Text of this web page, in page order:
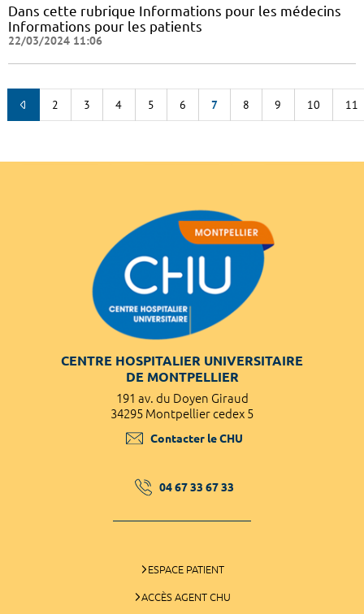
Dans cette rubrique Informations pour les médecins
Informations pour les patients
22/03/2024 11:06
2 3 4 5 6 7 8 9 10 11
CENTRE HOSPITALIER UNIVERSITAIRE
DE MONTPELLIER
191 av. du Doyen Giraud
34295 Montpellier cedex 5
Contacter le CHU
04 67 33 67 33
ESPACE PATIENT
ACCÈS AGENT CHU